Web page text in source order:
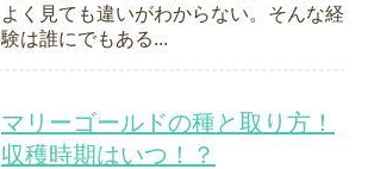
よく見ても違いがわからない。そんな経
験は誰にでもある...
マリーゴールドの種と取り方！
収穫時期はいつ！？